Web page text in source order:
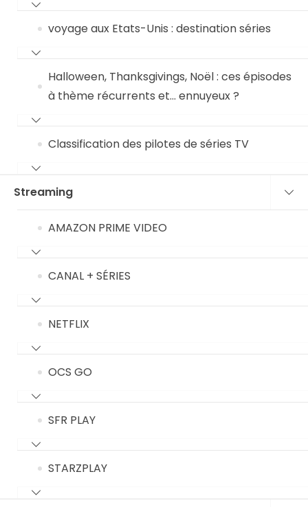
voyage aux Etats-Unis : destination séries
Halloween, Thanksgivings, Noël : ces épisodes
à thème récurrents et… ennuyeux ?
Classification des pilotes de séries TV
Streaming
AMAZON PRIME VIDEO
CANAL + SÉRIES
NETFLIX
OCS GO
SFR PLAY
STARZPLAY